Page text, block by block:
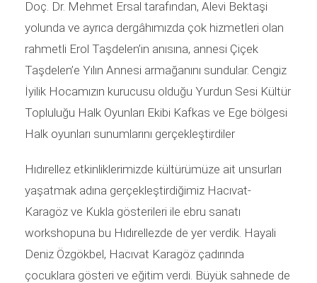
Doç. Dr. Mehmet Ersal tarafından, Alevi Bektaşi
yolunda ve ayrıca dergâhımızda çok hizmetleri olan
rahmetli Erol Taşdelen’in anısına, annesi Çiçek
Taşdelen’e Yılın Annesi armağanını sundular. Cengiz
İyilik Hocamızın kurucusu olduğu Yurdun Sesi Kültür
Topluluğu Halk Oyunları Ekibi Kafkas ve Ege bölgesi
Halk oyunları sunumlarını gerçekleştirdiler
Hıdırellez etkinliklerimizde kültürümüze ait unsurları
yaşatmak adına gerçekleştirdiğimiz Hacıvat-
Karagöz ve Kukla gösterileri ile ebru sanatı
workshopuna bu Hıdırellezde de yer verdik. Hayali
Deniz Özgökbel, Hacıvat Karagöz çadırında
çocuklara gösteri ve eğitim verdi. Büyük sahnede de